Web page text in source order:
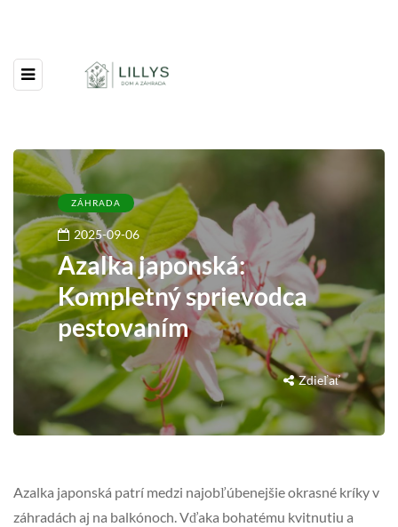
ZÁHRADA
2025-09-06
Azalka japonská:
Kompletný sprievodca
pestovaním
Zdieľať
Azalka japonská patrí medzi najobľúbenejšie okrasné kríky v
záhradách aj na balkónoch. Vďaka bohatému kvitnutiu a